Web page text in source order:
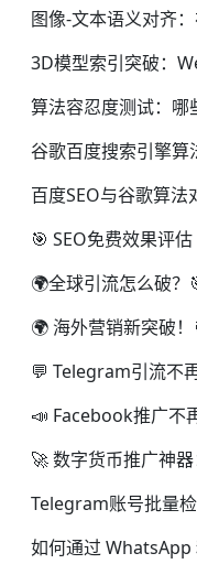
谷歌百度搜索引擎算
🎯 SEO免费效果评估